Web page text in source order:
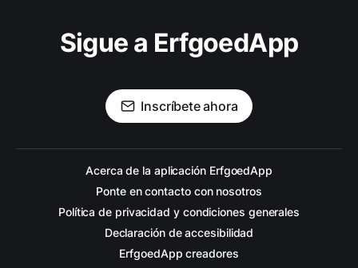
Sigue a ErfgoedApp
Inscríbete ahora
Acerca de la aplicación ErfgoedApp
Ponte en contacto con nosotros
Política de privacidad y condiciones generales
Declaración de accesibilidad
ErfgoedApp creadores